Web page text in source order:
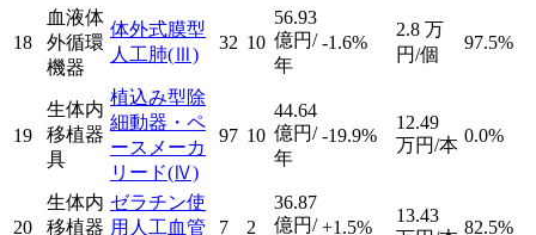
18
血液体
外循環
機器
体外式膜型
人工肺(Ⅲ)
32 10
56.93
億円/
年
-1.6%
2.8 万
円/個
97.5%
19
生体内
移植器
具
植込み型除
細動器・ペ
ースメーカ
リード(Ⅳ)
97 10
44.64
億円/
年
-19.9%
12.49
万円/本 0.0%
20
生体内
移植器
ゼラチン使
用人工血管
7 2
36.87
億円/ +1.5%
13.43
82.5%